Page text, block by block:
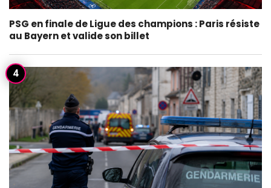
PSG en finale de Ligue des champions : Paris résiste
au Bayern et valide son billet